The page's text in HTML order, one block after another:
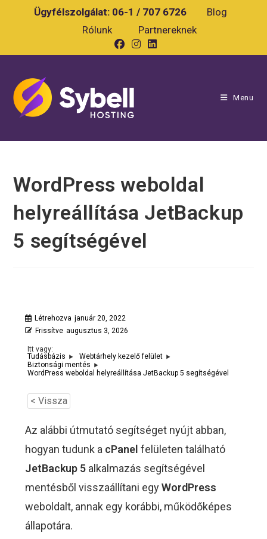
Ügyfélszolgálat: 06-1 / 707 6726
Blog
Rólunk
Partnereknek
Menu
WordPress weboldal
helyreállítása JetBackup
5 segítségével
Létrehozva január 20, 2022
Frissítve augusztus 3, 2026
Itt vagy:
Tudásbázis
Webtárhely kezelő felület
Biztonsági mentés
WordPress weboldal helyreállítása JetBackup 5 segítségével
< Vissza
Az alábbi útmutató segítséget nyújt abban,
hogyan tudunk a cPanel felületen található
JetBackup 5 alkalmazás segítségével
mentésből visszaállítani egyWordPress
weboldalt, annak egy korábbi, működőképes
állapotára.